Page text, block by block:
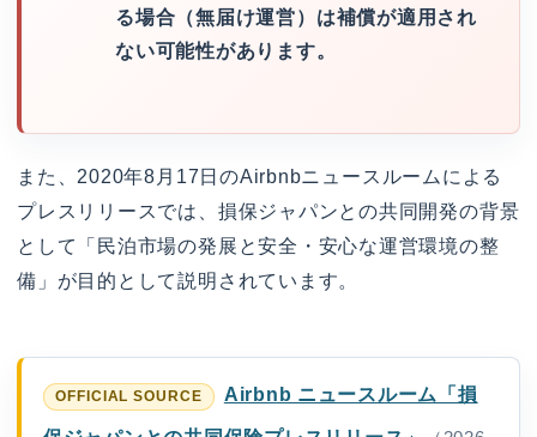
る場合（無届け運営）は補償が適用され
ない可能性があります。
また、2020年8月17日のAirbnbニュースルームによる
プレスリリースでは、損保ジャパンとの共同開発の背景
として「民泊市場の発展と安全・安心な運営環境の整
備」が目的として説明されています。
Airbnb ニュースルーム「損